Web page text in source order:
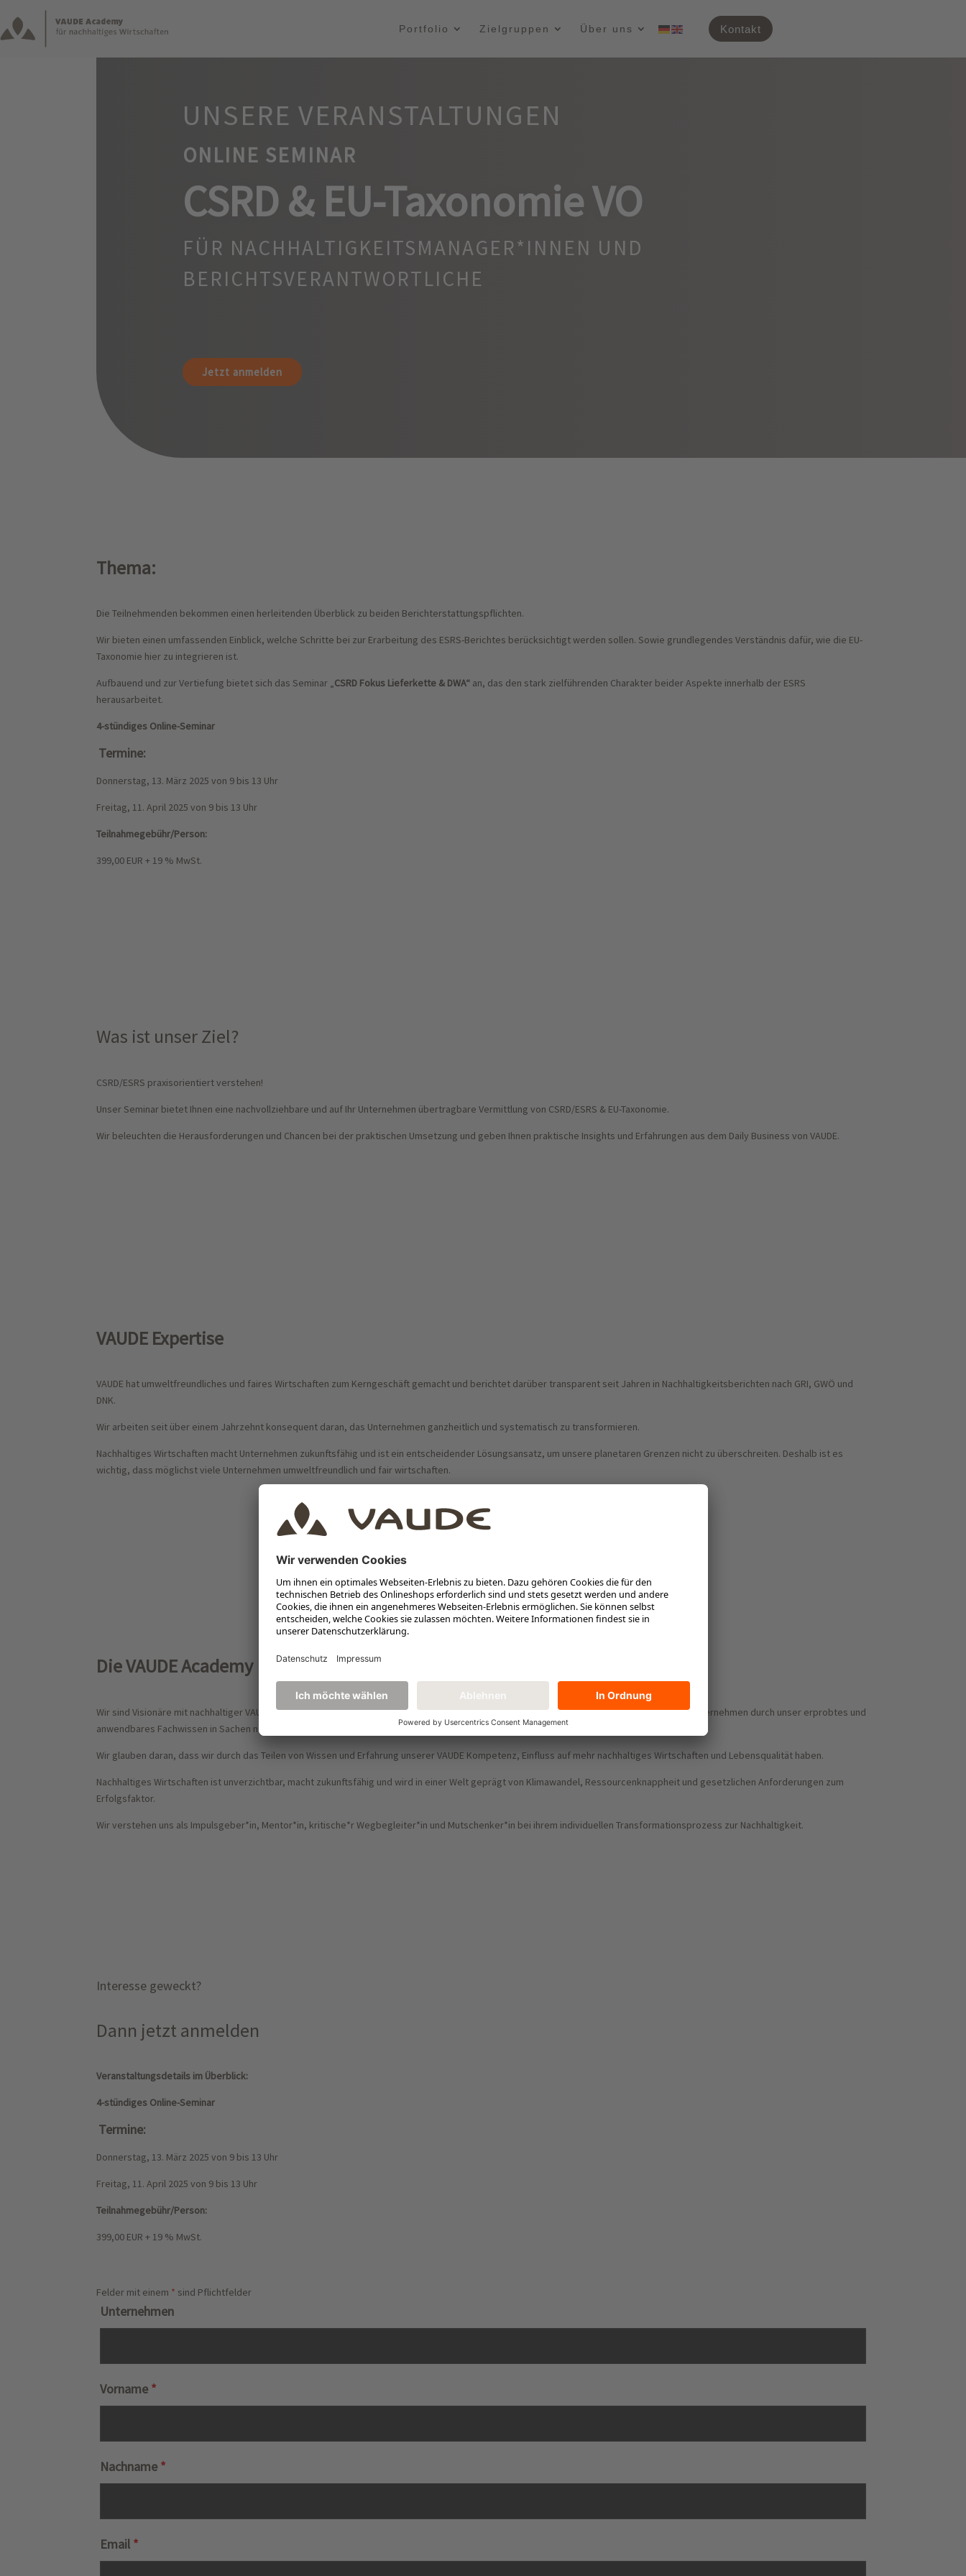
Portfolio Zielgruppen Über uns Kontakt
UNSERE VERANSTALTUNGEN
ONLINE SEMINAR
CSRD & EU-Taxonomie VO
FÜR NACHHALTIGKEITSMANAGER*INNEN UND
BERICHTSVERANTWORTLICHE
Jetzt anmelden
Thema:
Die Teilnehmenden bekommen einen herleitenden Überblick zu beiden Berichterstattungspflichten.
Wir bieten einen umfassenden Einblick, welche Schritte bei zur Erarbeitung des ESRS-Berichtes berücksichtigt werden sollen. Sowie grundlegendes Verständnis dafür, wie die EU-
Taxonomie hier zu integrieren ist.
Aufbauend und zur Vertiefung bietet sich das Seminar „CSRD Fokus Lieferkette & DWA“ an, das den stark zielführenden Charakter beider Aspekte innerhalb der ESRS
herausarbeitet.
4-stündiges Online-Seminar
Termine:
Donnerstag, 13. März 2025 von 9 bis 13 Uhr
Freitag, 11. April 2025von 9 bis 13 Uhr
Teilnahmegebühr/Person:
399,00 EUR + 19 % MwSt.
Was ist unser Ziel?
CSRD/ESRS praxisorientiert verstehen!
Unser Seminar bietet Ihnen eine nachvollziehbare und auf Ihr Unternehmen übertragbare Vermittlung von CSRD/ESRS & EU-Taxonomie.
Wir beleuchten die Herausforderungen und Chancen bei der praktischen Umsetzung und geben Ihnen praktische Insights und Erfahrungen aus dem Daily Business von VAUDE.
VAUDE Expertise
VAUDE hat umweltfreundliches und faires Wirtschaften zum Kerngeschäft gemacht und berichtet darüber transparent seit Jahren in Nachhaltigkeitsberichten nach GRI, GWÖ und
DNK.
Wir arbeiten seit über einem Jahrzehnt konsequent daran, das Unternehmen ganzheitlich und systematisch zu transformieren.
Nachhaltiges Wirtschaften macht Unternehmen zukunftsfähig und ist ein entscheidender Lösungsansatz, um unsere planetaren Grenzen nicht zu überschreiten. Deshalb ist es
wichtig, dass möglichst viele Unternehmen umweltfreundlich und fair wirtschaften.
Die VAUDE Academy
Wir sind Visionäre mit nachhaltiger VAUDE Kompetenz. Wir beraten und begleiten aus unserer konkreten Praxiserfahrung und unterstützen Unternehmen durch unser erprobtes und
anwendbares Fachwissen in Sachen nachhaltiger Transformation.
Wir glauben daran, dass wir durch das Teilen von Wissen und Erfahrung unserer VAUDE Kompetenz, Einfluss auf mehr nachhaltiges Wirtschaften und Lebensqualität haben.
Nachhaltiges Wirtschaften ist unverzichtbar, macht zukunftsfähig und wird in einer Welt geprägt von Klimawandel, Ressourcenknappheit und gesetzlichen Anforderungen zum
Erfolgsfaktor.
Wir verstehen uns als Impulsgeber*in, Mentor*in, kritische*r Wegbegleiter*in und Mutschenker*in bei ihrem individuellen Transformationsprozess zur Nachhaltigkeit.
Interesse geweckt?
Dann jetzt anmelden
Veranstaltungsdetails im Überblick:
4-stündiges Online-Seminar
Termine:
Donnerstag, 13. März 2025 von 9 bis 13 Uhr
Freitag, 11. April 2025von 9 bis 13 Uhr
Teilnahmegebühr/Person:
399,00 EUR + 19 % MwSt.
Felder mit einem * sind Pflichtfelder
Unternehmen
Vorname *
Nachname *
Email *